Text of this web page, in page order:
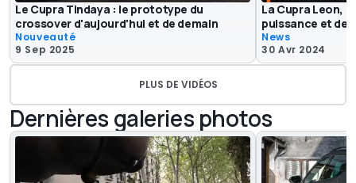
Le Cupra Tindaya : le prototype du
crossover d'aujourd'hui et de demain
Nouveauté
9 Sep 2025
La Cupra Leon,
puissance et de
News
30 Avr 2024
PLUS DE VIDÉOS
Dernières galeries photos